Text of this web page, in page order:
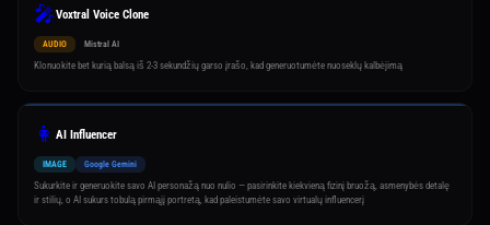
🎤Voxtral Voice Clone
AUDIO Mistral AI
Klonuokite bet kurią balsą iš 2-3 sekundžių garso įrašo, kad generuotumėte nuoseklų kalbėjimą
👩 AI Influencer
IMAGE Google Gemini
Sukurkite ir generuokite savo AI personažą nuo nulio — pasirinkite kiekvieną fizinį bruožą, asmenybės detalę
ir stilių, o AI sukurs tobulą pirmąjį portretą, kad paleistumėte savo virtualų influencerį